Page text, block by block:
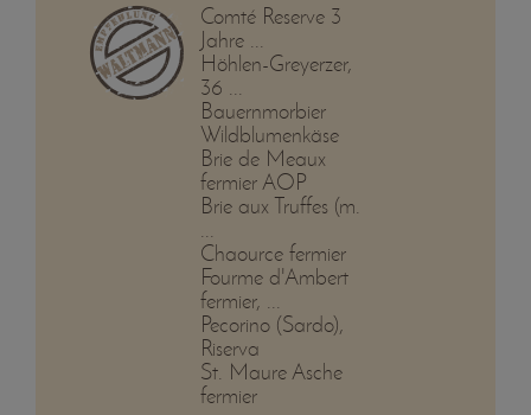
Comté Reserve 3
Jahre ...
Höhlen-Greyerzer,
36 ...
Bauernmorbier
Wildblumenkäse
Brie de Meaux
fermier AOP
Brie aux Truffes (m.
...
Chaource fermier
Fourme d'Ambert
fermier, ...
Pecorino (Sardo),
Riserva
St. Maure Asche
fermier